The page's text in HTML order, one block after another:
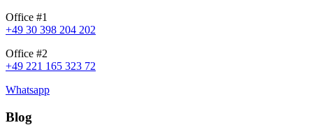
Office #1
+49 30 398 204 202
Office #2
+49 221 165 323 72
Whatsapp
Blog